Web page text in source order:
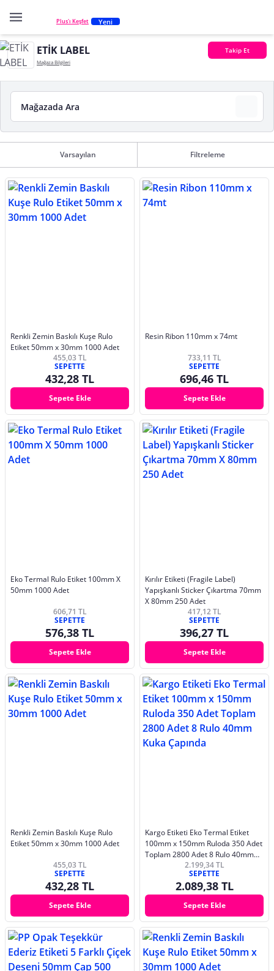
Plus'ı Keşfet Yeni
ETİK LABEL Takip Et
Mağaza Bilgileri
Varsayılan Filtreleme
Renkli Zemin Baskılı Kuşe Rulo
Etiket 50mm x 30mm 1000 Adet
455,03 TL
SEPETTE
432,28 TL
Sepete Ekle
Resin Ribon 110mm x 74mt
733,11 TL
SEPETTE
696,46 TL
Sepete Ekle
Eko Termal Rulo Etiket 100mm X
50mm 1000 Adet
606,71 TL
SEPETTE
576,38 TL
Sepete Ekle
Kırılır Etiketi (Fragile Label)
Yapışkanlı Sticker Çıkartma 70mm
X 80mm 250 Adet
417,12 TL
SEPETTE
396,27 TL
Sepete Ekle
Renkli Zemin Baskılı Kuşe Rulo
Etiket 50mm x 30mm 1000 Adet
455,03 TL
SEPETTE
432,28 TL
Sepete Ekle
Kargo Etiketi Eko Termal Etiket
100mm x 150mm Ruloda 350 Adet
Toplam 2800 Adet 8 Rulo 40mm
Kuka Çapında2.199,34 TL
SEPETTE
2.089,38 TL
Sepete Ekle